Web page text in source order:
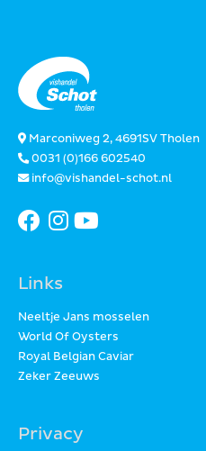
Marconiweg 2, 4691SV Tholen
0031 (0)166 602540
info@vishandel-schot.nl
Links
Neeltje Jans mosselen
World Of Oysters
Royal Belgian Caviar
Zeker Zeeuws
Privacy